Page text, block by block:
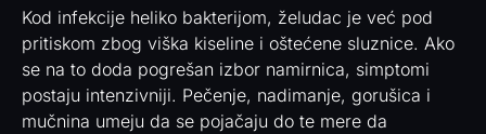
Kod infekcije heliko bakterijom, želudac je već pod
pritiskom zbog viška kiseline i oštećene sluznice. Ako
se na to doda pogrešan izbor namirnica, simptomi
postaju intenzivniji. Pečenje, nadimanje, gorušica i
mučnina umeju da se pojačaju do te mere da